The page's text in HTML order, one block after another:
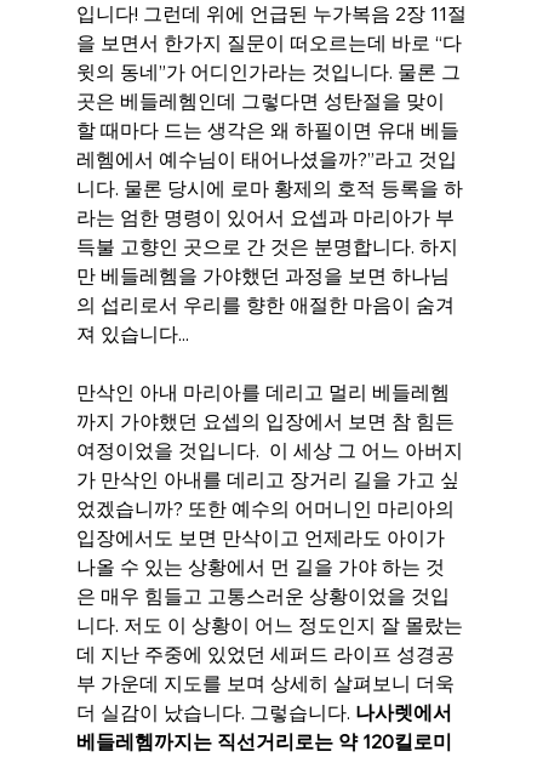
입니다! 그런데 위에 언급된 누가복음 2장 11절
을 보면서 한가지 질문이 떠오르는데 바로 “다
윗의 동네”가 어디인가라는 것입니다. 물론 그
곳은 베들레헴인데 그렇다면 성탄절을 맞이
할 때마다 드는 생각은 왜 하필이면 유대 베들
레헴에서 예수님이 태어나셨을까?”라고 것입
니다. 물론 당시에 로마 황제의 호적 등록을 하
라는 엄한 명령이 있어서 요셉과 마리아가 부
득불 고향인 곳으로 간 것은 분명합니다. 하지
만 베들레헴을 가야했던 과정을 보면 하나님
의 섭리로서 우리를 향한 애절한 마음이 숨겨
져 있습니다...
만삭인 아내 마리아를 데리고 멀리 베들레헴
까지 가야했던 요셉의 입장에서 보면 참 힘든
여정이었을 것입니다.  이 세상 그 어느 아버지
가 만삭인 아내를 데리고 장거리 길을 가고 싶
었겠습니까? 또한 예수의 어머니인 마리아의
입장에서도 보면 만삭이고 언제라도 아이가
나올 수 있는 상황에서 먼 길을 가야 하는 것
은 매우 힘들고 고통스러운 상황이었을 것입
니다. 저도 이 상황이 어느 정도인지 잘 몰랐는
데 지난 주중에 있었던 세퍼드 라이프 성경공
부 가운데 지도를 보며 상세히 살펴보니 더욱
더 실감이 났습니다. 그렇습니다. 나사렛에서
베들레헴까지는 직선거리로는 약 120킬로미